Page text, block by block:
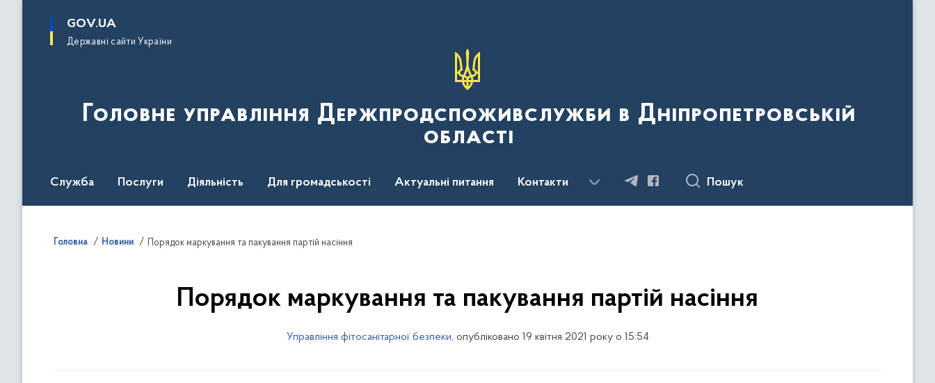
основного
GOV.UA
Державні сайти України
Головне управління Держпродспоживслужби в Дніпропетровській
області
Служба Послуги Діяльність Для громадськості Актуальні питання Контакти Пошук
Головна Новини Порядок маркування та пакування партій насіння
Порядок маркування та пакування партій насіння
Управління фітосанітарної безпеки, опубліковано 19 квітня 2021 року о 15:54